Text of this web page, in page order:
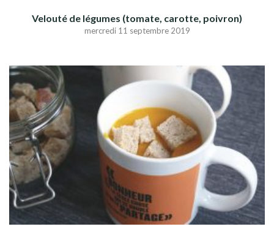
Velouté de légumes (tomate, carotte, poivron)
mercredi 11 septembre 2019